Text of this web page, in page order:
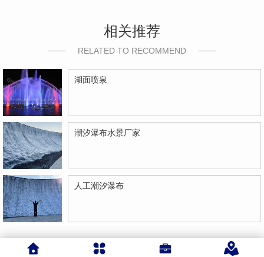
相关推荐
RELATED TO RECOMMEND
湖面喷泉
潮汐瀑布水景厂家
人工潮汐瀑布